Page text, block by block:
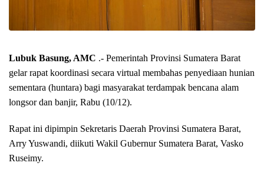
Lubuk Basung, AMC.- Pemerintah Provinsi Sumatera
Barat gelar rapat koordinasi secara virtual membahas
penyediaan hunian sementara (huntara) bagi
banjir, Rabu (10/12).
Rapat ini dipimpin Sekretaris Daerah Provinsi Sumatera